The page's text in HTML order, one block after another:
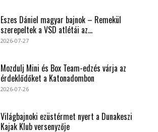
Eszes Dániel magyar bajnok – Remekül
szerepeltek a VSD atlétái az...
2026-07-27
Mozdulj Mini és Box Team-edzés várja az
érdeklődőket a Katonadombon
2026-07-26
Világbajnoki ezüstérmet nyert a Dunakeszi
Kajak Klub versenyzője